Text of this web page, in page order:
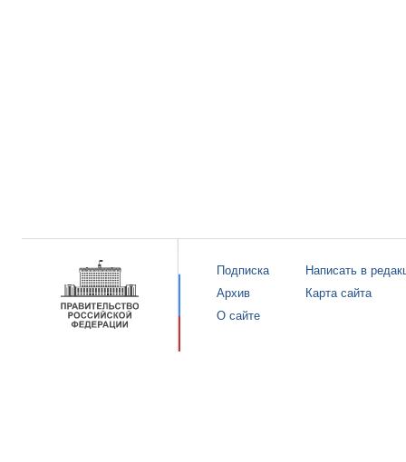
Подписка
Архив
О сайте
Написать в
Карта сайта